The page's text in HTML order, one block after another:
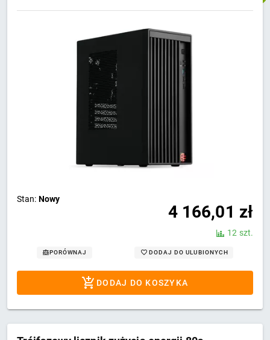
Fi/BT/W11Pro_edu
Stan: Nowy
4 166,01 zł
12 szt.
PORÓWNAJ DODAJ DO ULUBIONYCH
DODAJ DO KOSZYKA